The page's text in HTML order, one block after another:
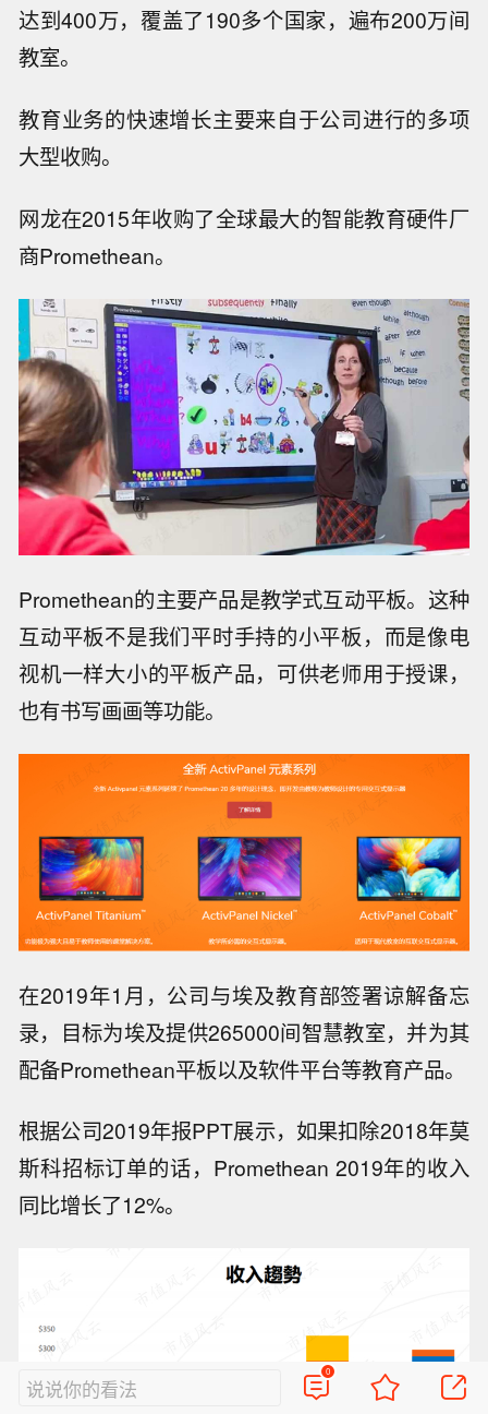
达到400万，覆盖了190多个国家，遍布200万间
教室。
教育业务的快速增长主要来自于公司进行的多项
大型收购。
网龙在2015年收购了全球最大的智能教育硬件厂
商Promethean。
Promethean的主要产品是教学式互动平板。这种
互动平板不是我们平时手持的小平板，而是像电
视机一样大小的平板产品，可供老师用于授课，
也有书写画画等功能。
在2019年1月，公司与埃及教育部签署谅解备忘
录，目标为埃及提供265000间智慧教室，并为其
配备Promethean平板以及软件平台等教育产品。
根据公司2019年报PPT展示，如果扣除2018年莫
斯科招标订单的话，Promethean 2019年的收入
同比增长了12%。
说说你的看法
0